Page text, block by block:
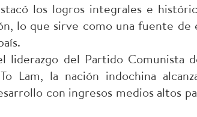
los logros integrales e
lo que sirve como una fuente de
liderazgo del Partido Comunista
Lam, la nación indochina
con ingresos medios altos